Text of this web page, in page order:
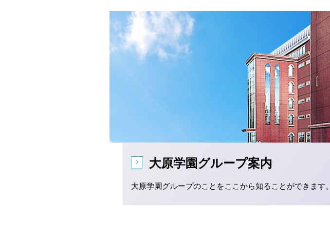
大原学園グループ案内
大原学園グループのことをここから知ることができます。